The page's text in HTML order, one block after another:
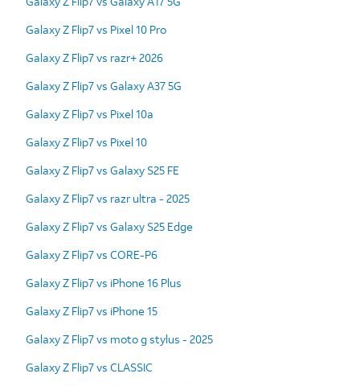
Galaxy Z Flip7 vs Pixel 10 Pro
Galaxy Z Flip7 vs razr+ 2026
Galaxy Z Flip7 vs Galaxy A37 5G
Galaxy Z Flip7 vs Pixel 10a
Galaxy Z Flip7 vs Pixel 10
Galaxy Z Flip7 vs Galaxy S25 FE
Galaxy Z Flip7 vs razr ultra - 2025
Galaxy Z Flip7 vs Galaxy S25 Edge
Galaxy Z Flip7 vs CORE-P6
Galaxy Z Flip7 vs iPhone 16 Plus
Galaxy Z Flip7 vs iPhone 15
Galaxy Z Flip7 vs moto g stylus - 2025
Galaxy Z Flip7 vs CLASSIC